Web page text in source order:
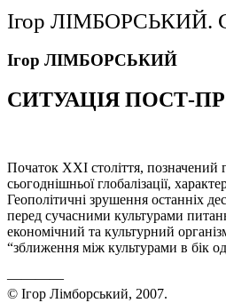
Ігор
Ігор ЛІМБОРСЬКИЙ
СИТУАЦІЯ ПОСТ-
Початок ХХІ століття, позначений
сьогоднішньої глобалізації,
Геополітичні зрушення останніх
перед сучасними культурами
економічний та культурний
“зближення між культурами в бік
————
© Ігор Лімборський, 2007.